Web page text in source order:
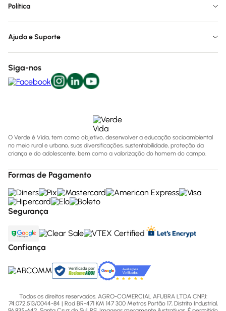
Política
Ajuda e Suporte
Siga-nos
O Verde é Vida, tem como objetivo, desenvolver a educação socioambiental
no meio rural e urbano, suas diversificações, sustentabilidade, proteção da
criança e do adolescente, bem como a valorização do homem do campo.
Formas de Pagamento
Segurança
Confiança
Todos os direitos reservados. AGRO-COMERCIAL AFUBRA LTDA CNPJ:
74.072.513/0044-84 | Rod BR-471 KM 147 300 Metros Portão 17, Distrito Industrial,